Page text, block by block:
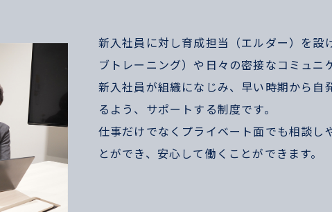
新入社員に対し育成担当（エルダー）を設
ブトレーニング）や日々の密接なコミュニ
新入社員が組織になじみ、早い時期から自
るよう、サポートする制度です。
仕事だけでなくプライベート⾯でも相談し
とができ、安心して働くことができます。